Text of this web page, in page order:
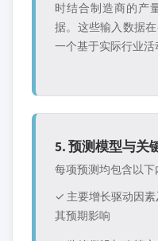
时结合制造商的产
据。这些输入数据
一个基于实际行业活
5. 预测模型与关
每项预测均包含以下
✓ 主要增长驱动因素
其预期影响